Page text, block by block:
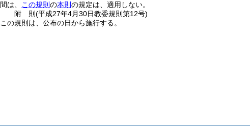
間は、
この規則 の本則 の規定は、適用しない。
附 則(平成27年4月30日教委規則第12号)
この規則は、公布の日から施行する。